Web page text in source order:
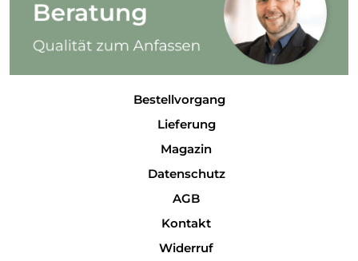
Bestellvorgang
Lieferung
Magazin
Datenschutz
AGB
Kontakt
Widerruf